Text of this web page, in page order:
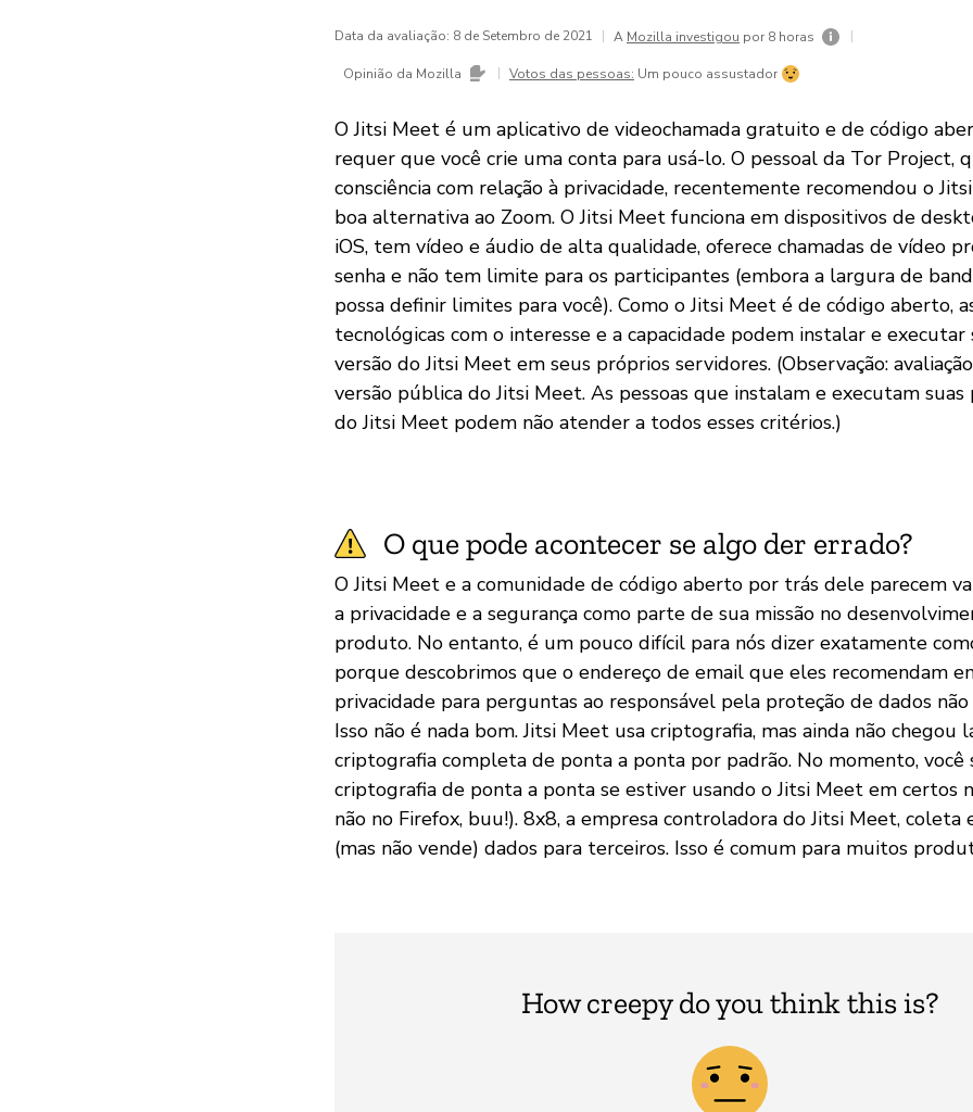
Data da avaliação: 8 de Setembro de 2021 | A Mozilla investigou por 8 horas |
Opinião da Mozilla | Votos das pessoas: Um pouco assustador
O Jitsi Meet é um aplicativo de videochamada gratuito e de código
requer que você crie uma conta para usá-lo. O pessoal da Tor Project,
consciência com relação à privacidade, recentemente recomendou o
boa alternativa ao Zoom. O Jitsi Meet funciona em dispositivos de
iOS, tem vídeo e áudio de alta qualidade, oferece chamadas de vídeo
senha e não tem limite para os participantes (embora a largura de
possa definir limites para você). Como o Jitsi Meet é de código aberto,
tecnológicas com o interesse e a capacidade podem instalar e executar
versão do Jitsi Meet em seus próprios servidores. (Observação:
versão pública do Jitsi Meet. As pessoas que instalam e executam suas
do Jitsi Meet podem não atender a todos esses critérios.)
O que pode acontecer se algo der errado?
O Jitsi Meet e a comunidade de código aberto por trás dele parecem
a privacidade e a segurança como parte de sua missão no
produto. No entanto, é um pouco difícil para nós dizer exatamente
porque descobrimos que o endereço de email que eles recomendam
privacidade para perguntas ao responsável pela proteção de dados não
Isso não é nada bom. Jitsi Meet usa criptografia, mas ainda não chegou
criptografia completa de ponta a ponta por padrão. No momento, você
criptografia de ponta a ponta se estiver usando o Jitsi Meet em certos
não no Firefox, buu!). 8x8, a empresa controladora do Jitsi Meet, coleta
(mas não vende) dados para terceiros. Isso é comum para muitos
How creepy do you think this is?